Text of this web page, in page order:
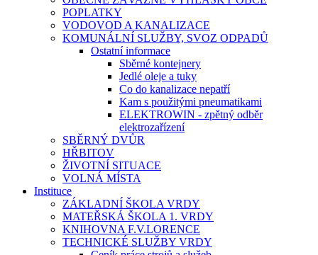
POPLATKY
VODOVOD A KANALIZACE
KOMUNÁLNÍ SLUŽBY, SVOZ ODPADŮ
Ostatní informace
Sběrné kontejnery
Jedlé oleje a tuky
Co do kanalizace nepatří
Kam s použitými pneumatikami
ELEKTROWIN - zpětný odběr
elektrozařízení
SBĚRNÝ DVŮR
HŘBITOV
ŽIVOTNÍ SITUACE
VOLNÁ MÍSTA
Instituce
ZÁKLADNÍ ŠKOLA VRDY
MATEŘSKÁ ŠKOLA 1. VRDY
KNIHOVNA F.V.LORENCE
TECHNICKÉ SLUŽBY VRDY